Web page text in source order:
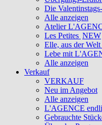
Die
Alle anzeigen
Atelier
Les Petites NEW
Elle, aus der
Lebe mit
Alle anzeigen
Verkauf
VERKAUF
Neu im Angebot
Alle anzeigen
L'AGENCE
Gebrauchte